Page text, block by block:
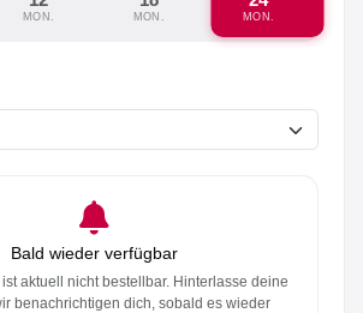
MON. MON. MON.
Bald wieder verfügbar
aktuell nicht bestellbar. Hinterlasse deine
benachrichtigen dich, sobald es wieder